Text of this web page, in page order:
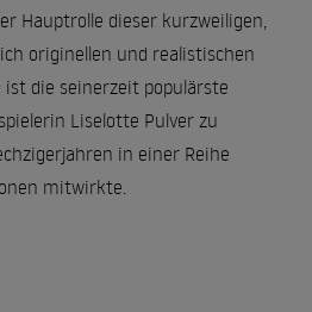
Hauptrolle dieser kurzweiligen,
originellen und realistischen
ist die seinerzeit populärste
Liselotte Pulver zu
in einer Reihe
mitwirkte.